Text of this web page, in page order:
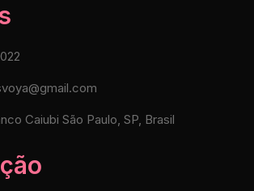
Caiubi São Paulo, SP, Brasil